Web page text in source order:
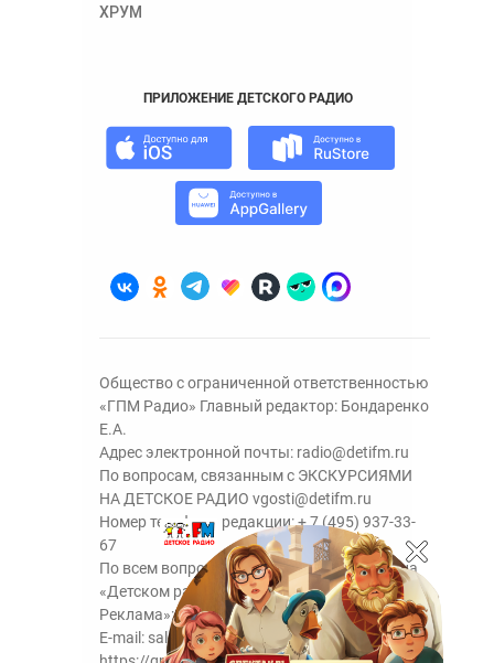
ХРУМ
ПРИЛОЖЕНИЕ ДЕТСКОГО РАДИО
Общество с ограниченной ответственностью
«ГПМ Радио» Главный редактор: Бондаренко
Е.А.
Адрес электронной почты: radio@detifm.ru
По вопросам, связанным с ЭКСКУРСИЯМИ
НА ДЕТСКОЕ РАДИО vgosti@detifm.ru
Номер телефона редакции:+ 7 (495) 937-33-
67
По всем вопросам размещения рекламы на
«Детском радио» - сейлз-хаус «ГПМ
Реклама»:+7 (495) 921-40-41
E-mail: sales@gazprom-media.ru